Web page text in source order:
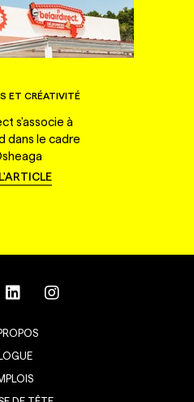
ET CRÉATIVITÉ
s'associe à
dans le cadre